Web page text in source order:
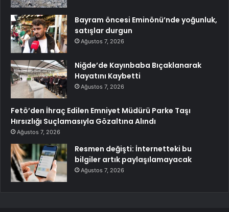
Bayram öncesi Eminönü’nde yoğunluk,
satışlar durgun
Ağustos 7, 2026
Niğde’de Kayınbaba Bıçaklanarak
Hayatını Kaybetti
Ağustos 7, 2026
Fetö’den İhraç Edilen Emniyet Müdürü Parke Taşı
Hırsızlığı Suçlamasıyla Gözaltına Alındı
Ağustos 7, 2026
Resmen değişti: İnternetteki bu
bilgiler artık paylaşılamayacak
Ağustos 7, 2026